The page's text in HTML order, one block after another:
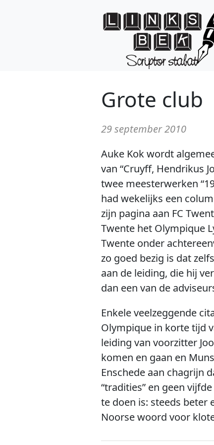
Grote club
29 september 2010
Auke Kok wordt
van “Cruyff, Hendrikus
twee meesterwerken
had wekelijks een
zijn pagina aan FC
Twente het Olympique
Twente onder
zo goed bezig is dat
aan de leiding, die hij
dan een van de
Enkele veelzeggende
Olympique in korte tijd
leiding van voorzitter
komen en gaan en
Enschede aan chagrijn
“tradities” en geen
te doen is: steeds beter
Noorse woord voor